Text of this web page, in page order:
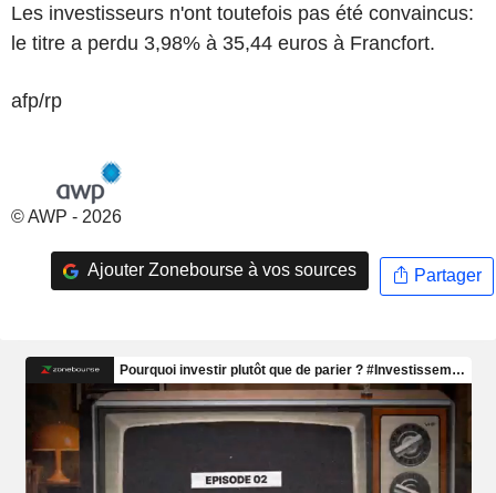
Les investisseurs n'ont toutefois pas été convaincus:
le titre a perdu 3,98% à 35,44 euros à Francfort.
afp/rp
© AWP - 2026
Ajouter Zonebourse à vos sources Partager